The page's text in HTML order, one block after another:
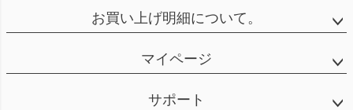
お買い上げ明細について。
マイページ
サポート